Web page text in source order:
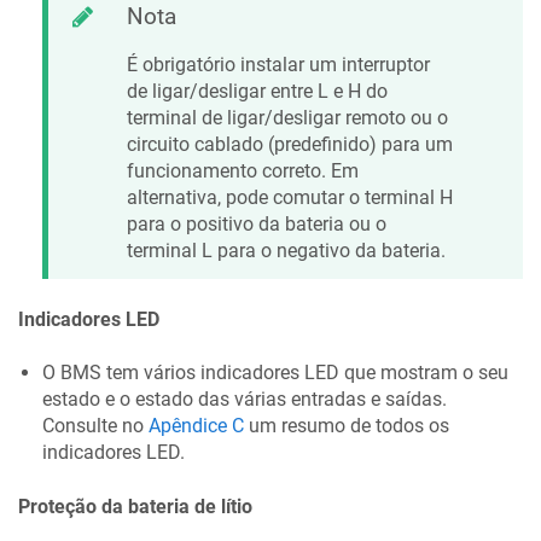
Nota
É obrigatório instalar um interruptor
de ligar/desligar entre L e H do
terminal de ligar/desligar remoto ou o
circuito cablado (predefinido) para um
funcionamento correto. Em
alternativa, pode comutar o terminal H
para o positivo da bateria ou o
terminal L para o negativo da bateria.
Indicadores LED
O BMS tem vários indicadores LED que mostram o seu
estado e o estado das várias entradas e saídas.
Consulte no Apêndice C um resumo de todos os
indicadores LED.
Proteção da bateria de lítio